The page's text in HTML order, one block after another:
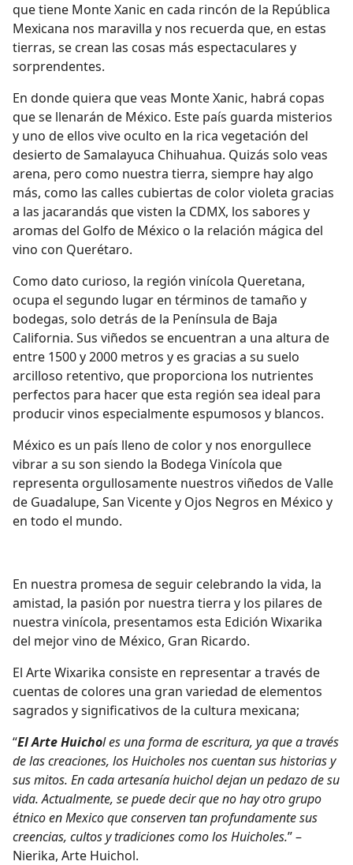
que tiene Monte Xanic en cada rincón de la República
Mexicana nos maravilla y nos recuerda que, en estas
tierras, se crean las cosas más espectaculares y
sorprendentes.
En donde quiera que veas Monte Xanic, habrá copas
que se llenarán de México. Este país guarda misterios
y uno de ellos vive oculto en la rica vegetación del
desierto de Samalayuca Chihuahua. Quizás solo veas
arena, pero como nuestra tierra, siempre hay algo
más, como las calles cubiertas de color violeta gracias
a las jacarandás que visten la CDMX, los sabores y
aromas del Golfo de México o la relación mágica del
vino con Querétaro.
Como dato curioso, la región vinícola Queretana,
ocupa el segundo lugar en términos de tamaño y
bodegas, solo detrás de la Península de Baja
California. Sus viñedos se encuentran a una altura de
entre 1500 y 2000 metros y es gracias a su suelo
arcilloso retentivo, que proporciona los nutrientes
perfectos para hacer que esta región sea ideal para
producir vinos especialmente espumosos y blancos.
México es un país lleno de color y nos enorgullece
vibrar a su son siendo la Bodega Vinícola que
representa orgullosamente nuestros viñedos de Valle
de Guadalupe, San Vicente y Ojos Negros en México y
en todo el mundo.
En nuestra promesa de seguir celebrando la vida, la
amistad, la pasión por nuestra tierra y los pilares de
nuestra vinícola, presentamos esta Edición Wixarika
del mejor vino de México, Gran Ricardo.
El Arte Wixarika consiste en representar a través de
cuentas de colores una gran variedad de elementos
sagrados y significativos de la cultura mexicana;
“El Arte Huichol es una forma de escritura, ya que a través
de las creaciones, los Huicholes nos cuentan sus historias y
sus mitos. En cada artesanía huichol dejan un pedazo de su
vida. Actualmente, se puede decir que no hay otro grupo
étnico en Mexico que conserven tan profundamente sus
creencias, cultos y tradiciones como los Huicholes.” –
Nierika, Arte Huichol.